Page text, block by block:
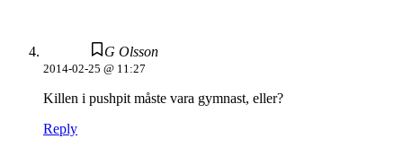
G Olsson
2014-02-25 @ 11:27
Killen i pushpit måste vara gymnast, eller?
Reply